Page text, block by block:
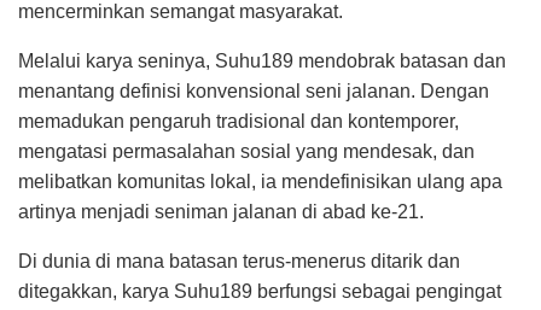
mencerminkan semangat masyarakat.
Melalui karya seninya, Suhu189 mendobrak batasan dan
menantang definisi konvensional seni jalanan. Dengan
memadukan pengaruh tradisional dan kontemporer,
mengatasi permasalahan sosial yang mendesak, dan
melibatkan komunitas lokal, ia mendefinisikan ulang apa
artinya menjadi seniman jalanan di abad ke-21.
Di dunia di mana batasan terus-menerus ditarik dan
ditegakkan, karya Suhu189 berfungsi sebagai pengingat